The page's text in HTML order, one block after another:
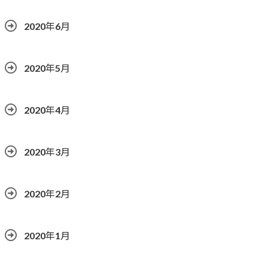
2020年6月
2020年5月
2020年4月
2020年3月
2020年2月
2020年1月